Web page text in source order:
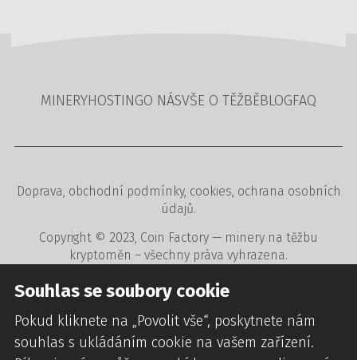
MINERYHOSTINGO NÁSVŠE O TĚŽBĚBLOGFAQ
Doprava, obchodní podmínky, cookies, ochrana osobních
údajů.
Copyright © 2023, Coin Factory — minery na těžbu
kryptoměn – všechny práva vyhrazena.
Tvorba www stránek
redakční a rezervační systémy
webdesign digitální agentura CREATION.CZ
Souhlas se soubory cookie
Pokud kliknete na „Povolit vše“, poskytnete nám
souhlas s ukládáním cookie na vašem zařízení.